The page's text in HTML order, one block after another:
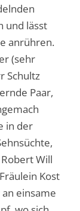
und lässt
anrühren.
(sehr
Schultz
Paar,
in der
Will
Kost
einsame